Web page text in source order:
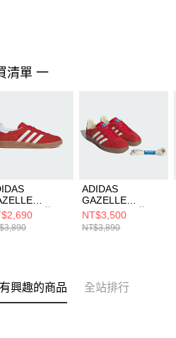
清單 一
男 休閒
ADIDAS
GAZELLE
INDOOR 男 休閒
鞋 IF1808
NT$3,500
NT$3,890
興趣的商品 全站排行